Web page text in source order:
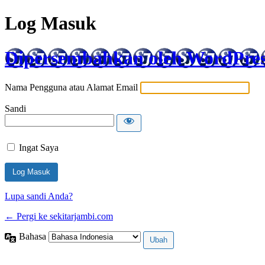
Log Masuk
Dipersembahkan oleh
Nama Pengguna atau Alamat Email
Sandi
Ingat Saya
Lupa sandi Anda?
← Pergi ke sekitarjambi.com
Bahasa